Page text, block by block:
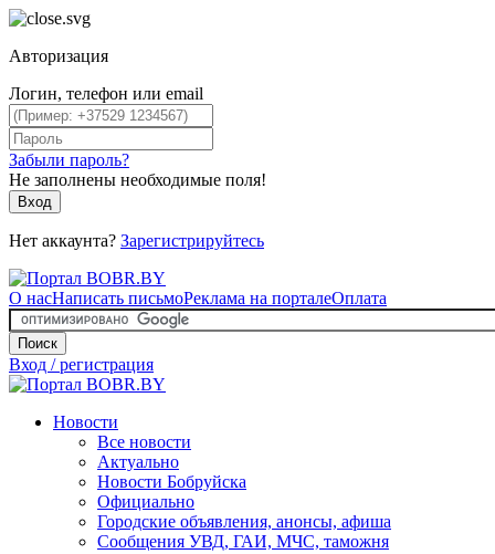
Авторизация
Логин, телефон или email
Забыли пароль?
Не заполнены необходимые поля!
Вход
Нет аккаунта? Зарегистрируйтесь
О насНаписать письмоРеклама на порталеОплата
Поиск
Вход / регистрация
Новости
Все новости
Актуально
Новости Бобруйска
Официально
Городские объявления, анонсы, афиша
Сообщения УВД, ГАИ, МЧС, таможня